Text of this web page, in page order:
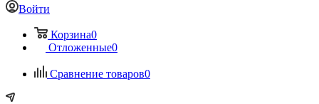
Войти
Корзина0
Отложенные0
Сравнение товаров0